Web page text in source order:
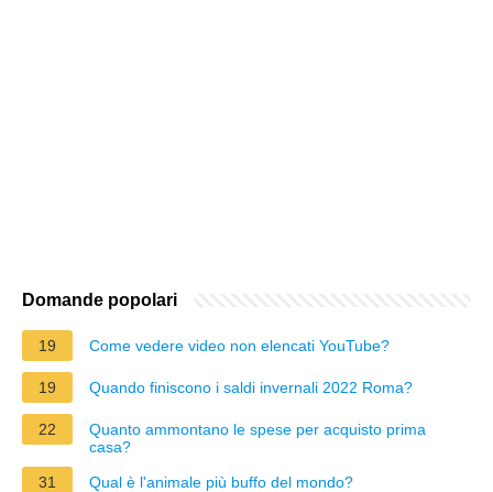
Domande popolari
19 Come vedere video non elencati YouTube?
19 Quando finiscono i saldi invernali 2022 Roma?
22
Quanto ammontano le spese per acquisto prima
casa?
31
Qual è l'animale più buffo del mondo?